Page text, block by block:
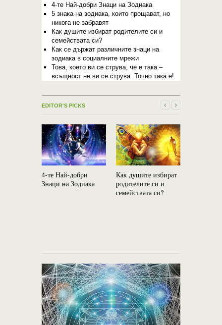
4-те Най-добри Знаци на Зодиака
5 знака на зодиака, които прощават, но
никога не забравят
Как душите избират родителите си и
семействата си?
Как се държат различните знаци на
зодиака в социалните мрежи
Това, което ви се струва, че е така –
всъщност не ви се струва. Точно така е!
EDITOR'S PICKS
4-те Най-добри
Знаци на Зодиака
Как душите избират
родителите си и
семействата си?